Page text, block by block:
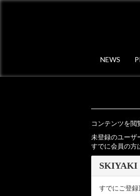
NEWS
コンテンツを閲
未登録のユーザ
すでに会員の方
SKIYAKI
すでにご登録